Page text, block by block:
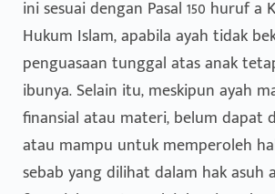
ini sesuai dengan Pasal 150 huruf a
Hukum Islam, apabila ayah tidak
penguasaan tunggal atas anak
ibunya. Selain itu, meskipun ayah
finansial atau materi, belum dapat
atau mampu untuk memperoleh
sebab yang dilihat dalam hak asuh